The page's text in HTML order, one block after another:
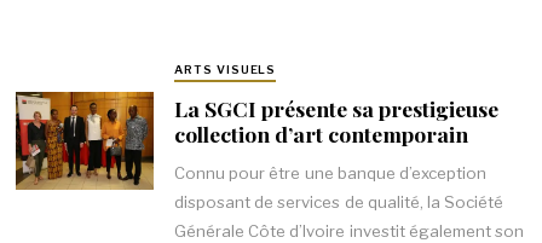
ARTS VISUELS
La SGCI présente sa prestigieuse
collection d’art contemporain
Connu pour être une banque d’exception
disposant de services de qualité, la Société
Générale Côte d’Ivoire investit également son